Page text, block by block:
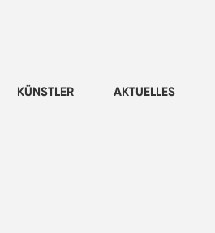
KÜNSTLER AKTUELLES